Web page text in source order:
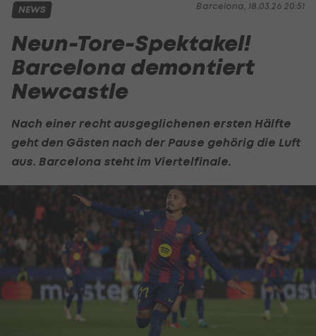
Barcelona, 18.03.26 20:51
NEWS
Neun-Tore-Spektakel!
Barcelona demontiert
Newcastle
Nach einer recht ausgeglichenen ersten Hälfte
geht den Gästen nach der Pause gehörig die Luft
aus. Barcelona steht im Viertelfinale.